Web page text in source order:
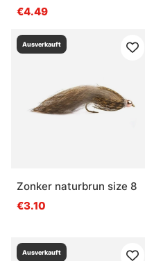
€4.49
Ausverkauft
Zonker naturbrun size 8
€3.10
Ausverkauft